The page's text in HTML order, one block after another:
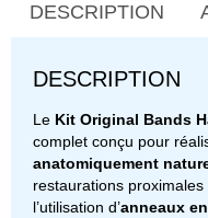
DESCRIPTION
DESCRIPTION
Le Kit Original Bands
complet conçu pour
anatomiquement
restaurations
l’utilisation d’anneaux